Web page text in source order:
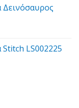
LS002225